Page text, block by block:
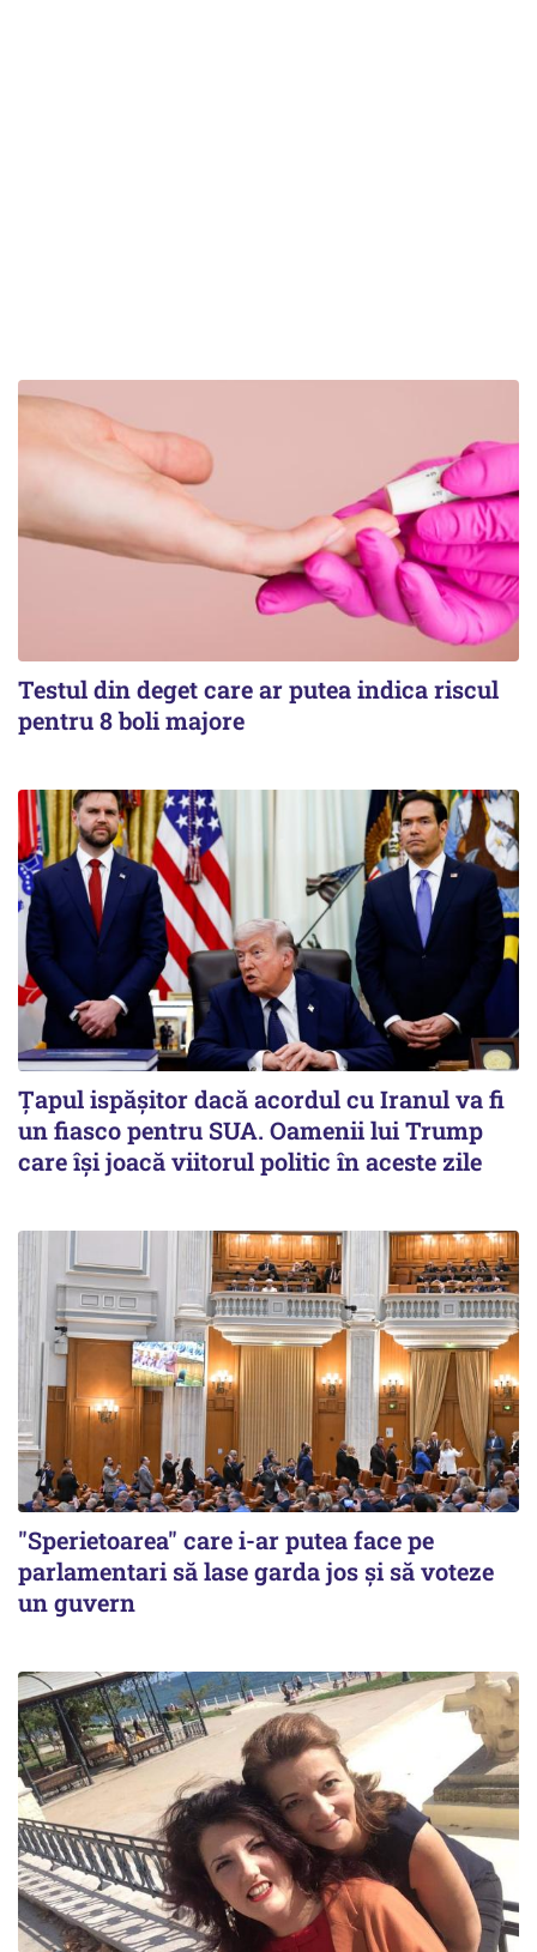
Testul din deget care ar putea indica riscul
pentru 8 boli majore
Țapul ispășitor dacă acordul cu Iranul va fi
un fiasco pentru SUA. Oamenii lui Trump
care își joacă viitorul politic în aceste zile
"Sperietoarea" care i-ar putea face pe
parlamentari să lase garda jos și să voteze
un guvern